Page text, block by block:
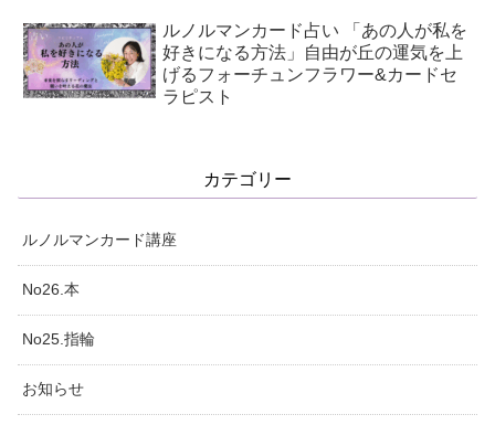
ルノルマンカード占い 「あの人が私を
好きになる方法」自由が丘の運気を上
げるフォーチュンフラワー&カードセ
ラピスト
カテゴリー
ルノルマンカード講座
No26.本
No25.指輪
お知らせ